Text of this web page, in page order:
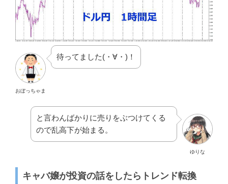
おぼっちゃま
待ってました(・∀・)！
ゆりな
と言わんばかりに売りをぶつけてくる
ので乱高下が始まる。
キャバ嬢が投資の話をしたらトレンド転換